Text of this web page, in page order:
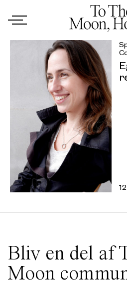
Bliv en del af
Moon